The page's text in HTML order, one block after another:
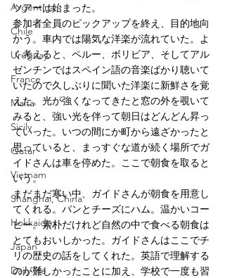
Argentina
Chile
Uruguay
France
Malta
Sicily
Qatar
Vietnam
Shanghai, China
Hokkaido
Japan
Daily life
ツアーは始まった。
参加者全員のピックアップを終え、目的地向
かう。車内では陽気な洋楽が流れていた。よ
く考えると、ペルー、ボリビア、そしてアル
ゼンチンではスペイン語の音楽ばかり聴いて
いたので久しぶりに聞いた洋楽に新鮮さを覚
えた。光が強くなってきたと窓の外を覗いて
みると、強い光を伴って朝日はどんどん昇っ
ていった。いつの間にか町から遠ざかったと
思っていると、まっすぐな道が続く場所でガ
イドさんは車を停めた。ここで朝食を取ると
いう。
まだまだ寒い中、ガイドさんが朝食を用意し
てくれる。パンとチーズにハム。温かいコー
ヒー。素朴だけれど自然の中で食べる朝食は
とてもおいしかった。ガイドさんはここでチ
リの歴史の話をしてくれた。英語で理解する
のが難しかったことに加え、学校で一度も習